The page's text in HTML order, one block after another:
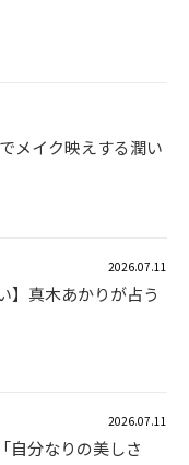
メイク映えする潤い
2026.07.11
】真木あかりが占う
2026.07.11
自分なりの美しさ